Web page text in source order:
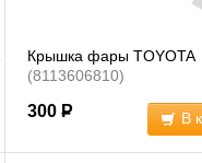
Крышка фары TOYOTA
(8113606810)
300 Р В